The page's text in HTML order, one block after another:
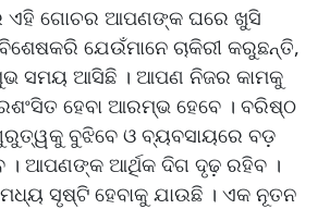
ଏହି ଗୋଚର ଆପଣଙ୍କ ଘରେ ଖୁସି
ଯେଉଁମାନେ ଚାକିରୀ କରୁଛନ୍ତି,
ସମୟ ଆସିଛି । ଆପଣ ନିଜର କାମକୁ
ହେବା ଆରମ୍ଭ ହେବେ । ବରିଷ୍ଠ
ବୁଝିବେ ଓ ବ୍ୟବସାୟରେ ବଡ଼
ଆପଣଙ୍କ ଆର୍ଥିକ ଦିଗ ଦୃଢ଼ ରହିବ ।
ସୃଷ୍ଟି ହେବାକୁ ଯାଉଛି । ଏକ ନୂତନ